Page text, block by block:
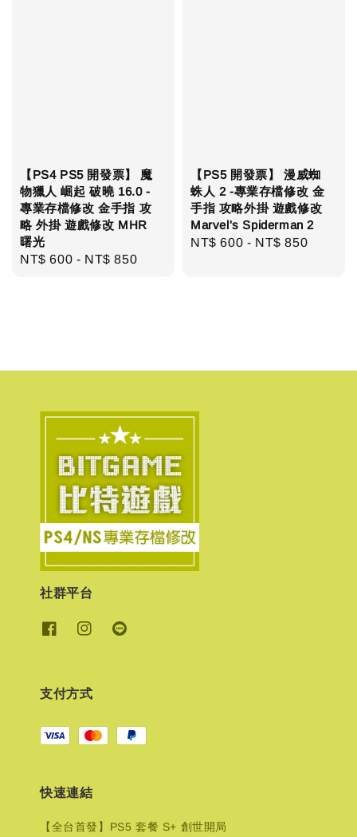
【PS4 PS5 開發票】 魔
物獵人 崛起 破曉 16.0 -
專業存檔修改 金手指 攻
略 外掛 遊戲修改 MHR
曙光
Regular
NT$ 600 - NT$ 850
【PS5 開發票】 漫威蜘
蛛人 2 -專業存檔修改 金
手指 攻略外掛 遊戲修改
Marvel's Spiderman 2
Regular
NT$ 600 - NT$ 850
社群平台
支付方式
快速連結
【全台首發】PS5 套餐 S+ 創世開局